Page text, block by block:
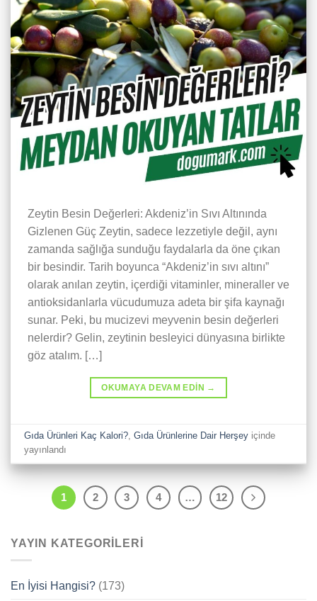
Zeytin Besin Değerleri: Akdeniz’in Sıvı Altınında
Gizlenen Güç Zeytin, sadece lezzetiyle değil, aynı
zamanda sağlığa sunduğu faydalarla da öne çıkan
bir besindir. Tarih boyunca “Akdeniz’in sıvı altını”
olarak anılan zeytin, içerdiği vitaminler, mineraller ve
antioksidanlarla vücudumuza adeta bir şifa kaynağı
sunar. Peki, bu mucizevi meyvenin besin değerleri
nelerdir? Gelin, zeytinin besleyici dünyasına birlikte
göz atalım. […]
OKUMAYA DEVAM EDIN →
Gıda Ürünleri Kaç Kalori?,Gıda Ürünlerine Dair Herşey içinde
yayınlandı
1 2 3 4 … 12
YAYIN KATEGORILERI
En İyisi Hangisi? (173)